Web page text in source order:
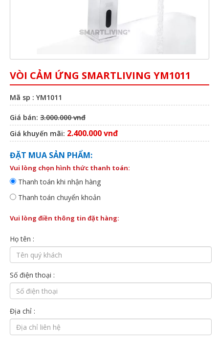
VÒI CẢM ỨNG SMARTLIVING YM1011
Mã sp : YM1011
Giá bán: 3.000.000 vnđ
Giá khuyến mãi: 2.400.000 vnđ
ĐẶT MUA SẢN PHẨM:
Vui lòng chọn hình thức thanh toán:
Thanh toán khi nhận hàng
Thanh toán chuyển khoản
Vui lòng điền thông tin đặt hàng:
Họ tên :
Số điện thoại :
Địa chỉ :